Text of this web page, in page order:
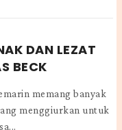
DAN LEZAT
BECK
memang banyak
menggiurkan untuk